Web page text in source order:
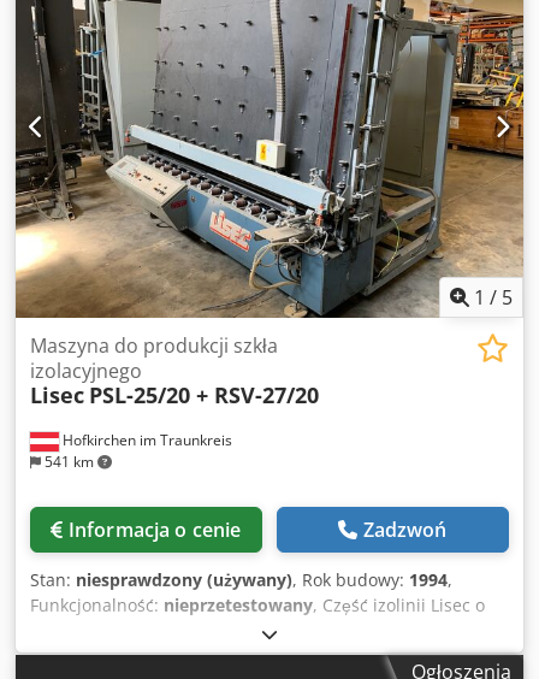
description: internal charger, unused, works on battery,
batteries included; W POLSCE NA MAGAZYNIE Chjdpfoh
Nuy Aex Ag Sja
1 / 5
Hofkirchen im Traunkreis
541 km
Maszyna do produkcji szkła
izolacyjnego
Lisec PSL-25/20 + RSV-27/20
Informacja o cenie Zadzwoń
Stan: niesprawdzony (używany), Rok budowy: 1994,
Funkcjonalność: nieprzetestowany, Część izolinii Lisec o
wymiarach 2,5 x 2,0 m, 1992-1994, składająca się z: RSV-
27/25, 1992, strefa ustawiania ram PSL-25/20, 1994,
Ogłoszenia